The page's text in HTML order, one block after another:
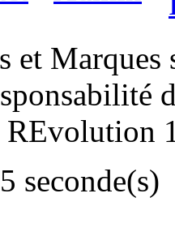
et Marques
seconde(s)